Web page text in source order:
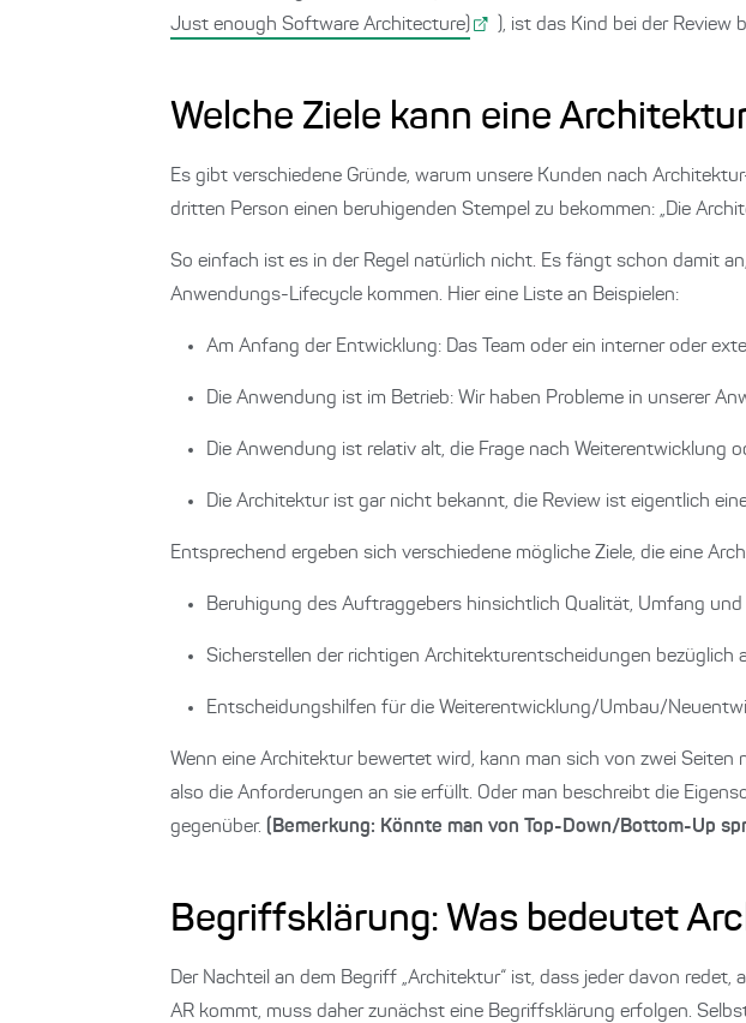
Just enough Software Architecture)
), ist das Kind bei der Review
Welche Ziele kann eine
Es gibt verschiedene Gründe, warum unsere Kunden nach
dritten Person einen beruhigenden Stempel zu bekommen: „Die
So einfach ist es in der Regel natürlich nicht. Es fängt schon damit
Anwendungs-Lifecycle kommen. Hier eine Liste an Beispielen:
Am Anfang der Entwicklung: Das Team oder ein interner oder
Die Anwendung ist im Betrieb: Wir haben Probleme in unserer
Die Anwendung ist relativ alt, die Frage nach Weiterentwicklung
Die Architektur ist gar nicht bekannt, die Review ist eigentlich
Entsprechend ergeben sich verschiedene mögliche Ziele, die eine
Beruhigung des Auftraggebers hinsichtlich Qualität, Umfang und
Sicherstellen der richtigen Architekturentscheidungen bezüglich
Entscheidungshilfen für die Weiterentwicklung/Umbau/
Wenn eine Architektur bewertet wird, kann man sich von zwei
also die Anforderungen an sie erfüllt. Oder man beschreibt die
gegenüber. (Bemerkung: Könnte man von Top-Down/Bottom-Up
Begriffsklärung: Was bedeutet
Der Nachteil an dem Begriff „Architektur“ ist, dass jeder davon
AR kommt, muss daher zunächst eine Begriffsklärung erfolgen.